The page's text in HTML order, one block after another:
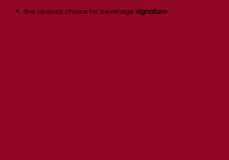
the obvious choice for beverage signature